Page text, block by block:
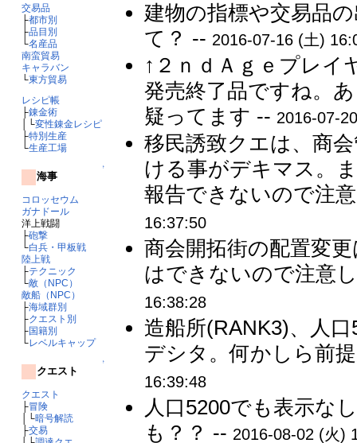
交易品
├都市別
├品目別
└名産品
南蛮貿易
キャラバン
└東方貿易
レシピ帳
├錬金術
│└変性錬金レシピ
├特別生産
└生産工場
↑
海事
コロッセウム
ガナドール
洋上戦闘
├砲撃
└白兵・甲板戦
陸上戦
├テクニック
└敵（NPC）
敵船（NPC）
├海域群別
├クエスト別
├国籍別
└レベルキャップ
↑
クエスト
クエスト
├冒険
│└暗号解読
├交易
建物の指標や交易品
て？ -- 2016-07-16 (土)
↑２ｎｄＡｇｅプレイ
発売終了品ですね。
疑ってます -- 2016-07-
移民誘致クエは、商
ける事がデキマス。
報告できないので注
16:37:50
商会開拓街の配置変
はできないので注意
16:38:28
造船所(RANK3)、人
デシタ。何かしら前
16:39:48
人口5200でも表示な
も？？ -- 2016-08-02 (火)